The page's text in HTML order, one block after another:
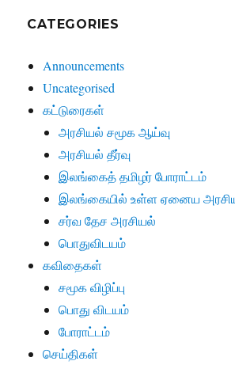
CATEGORIES
Announcements
Uncategorised
கட்டுரைகள்
அரசியல் சமூக ஆய்வு
அரசியல் தீர்வு
இலங்கைத் தமிழர் போராட்டம்
இலங்கையில் உள்ள ஏனைய
சர்வ தேச அரசியல்
பொதுவிடயம்
கவிதைகள்
சமூக விழிப்பு
பொது விடயம்
போராட்டம்
செய்திகள்